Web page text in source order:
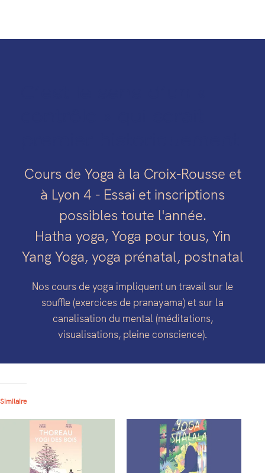
Cours de Yoga à la Croix-Rousse et
à Lyon 4 - Essai et inscriptions
possibles toute l'année.
Hatha yoga, Yoga pour tous, Yin
Yang Yoga, yoga prénatal, postnatal
Nos cours de yoga impliquent un travail sur le
souffle (exercices de pranayama) et sur la
canalisation du mental (méditations,
visualisations, pleine conscience).
Similaire